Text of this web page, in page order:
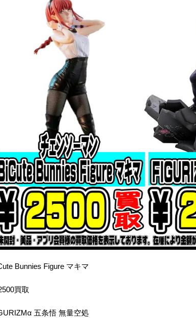
Bunnies Figure マキマ
買取
五条悟 無量空処